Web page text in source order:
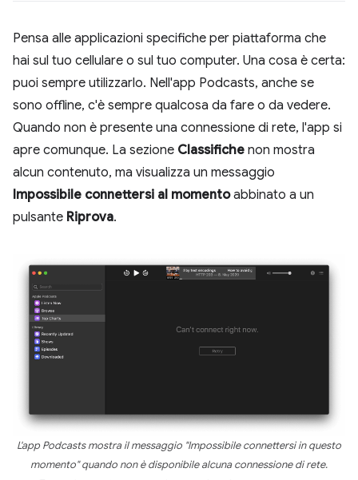
Pensa alle applicazioni specifiche per piattaforma che
hai sul tuo cellulare o sul tuo computer. Una cosa è certa:
puoi sempre utilizzarlo. Nell'app Podcasts, anche se
sono offline, c'è sempre qualcosa da fare o da vedere.
Quando non è presente una connessione di rete, l'app si
apre comunque. La sezione Classifiche non mostra
alcun contenuto, ma visualizza un messaggio
Impossibile connettersi al momentoabbinato a un
pulsante Riprova.
L'app Podcasts mostra il messaggio "Impossibile connettersi in questo
momento" quando non è disponibile alcuna connessione di rete.